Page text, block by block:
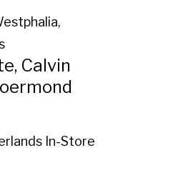
Calvin
In-Store